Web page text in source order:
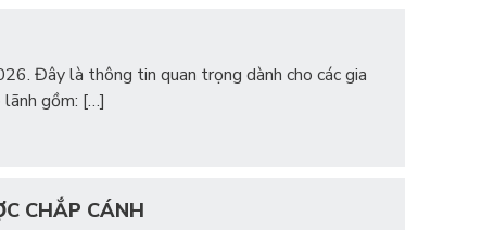
Đây là thông tin quan trọng dành cho các gia
lãnh gồm: […]
CHẮP CÁNH